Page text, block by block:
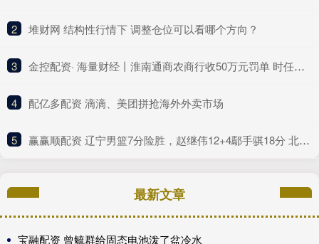
2 ​堆财网 结构性行情下 调整仓位可以看哪个方向？
3 ​金控配资· 海量财经丨淮南通商农商行收50万元罚单 时任副行长、房地产信贷部总经理同时被警告
4 ​配亿多配资 滴滴、美团拼抢海外外卖市场
5 ​赢赢顺配资 辽宁男篮7分险胜，赵继伟12+4鄢手骐18分 北控新后场双枪合砍41分
最新文章
宝融配资 曾毓群给固态电池泼了盆冷水